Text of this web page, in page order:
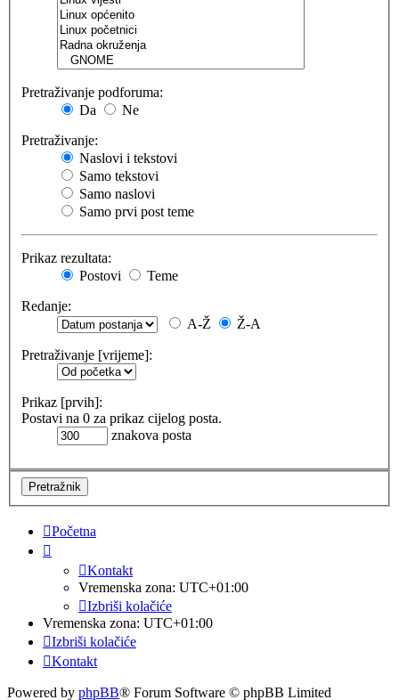
Pretraživanje podforuma:
Da
Ne
Pretraživanje:
Naslovi i tekstovi
Samo tekstovi
Samo naslovi
Samo prvi post teme
Prikaz rezultata:
Postovi
Teme
Redanje:
A-Ž
Ž-A
Pretraživanje [vrijeme]:
Prikaz [prvih]:
Postavi na 0 za prikaz cijelog posta.
znakova posta
Početna
Kontakt
Vremenska zona: UTC+01:00
Izbriši kolačiće
Vremenska zona: UTC+01:00
Izbriši kolačiće
Kontakt
Powered by phpBB® Forum Software © phpBB Limited